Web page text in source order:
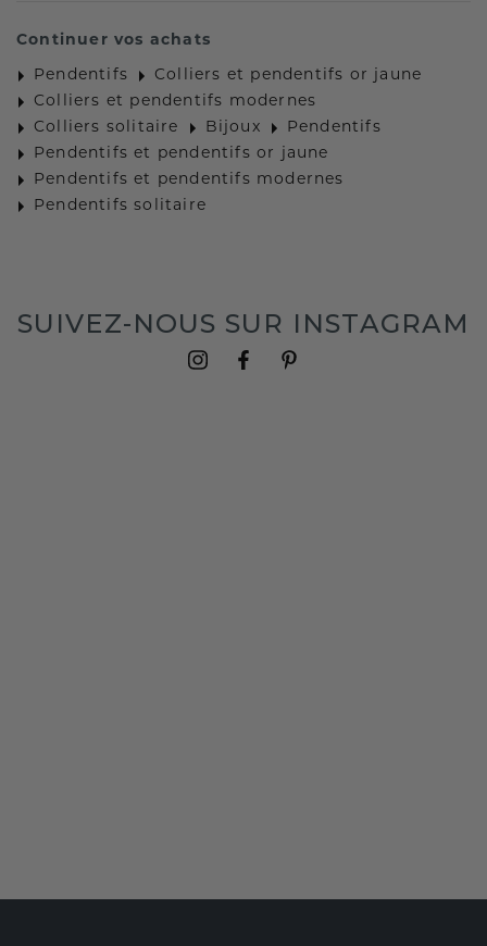
Continuer vos achats
Pendentifs
Colliers et pendentifs or jaune
Colliers et pendentifs modernes
Colliers solitaire
Bijoux
Pendentifs
Pendentifs et pendentifs or jaune
Pendentifs et pendentifs modernes
Pendentifs solitaire
SUIVEZ-NOUS SUR INSTAGRAM